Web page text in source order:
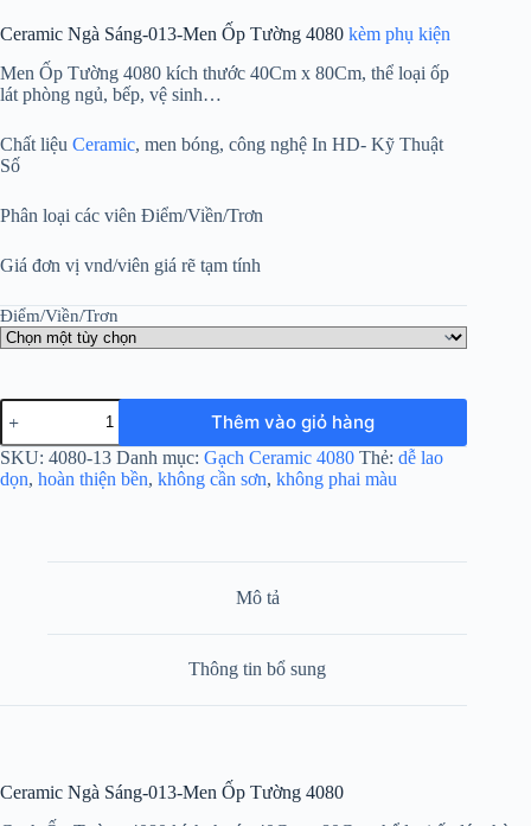
Ceramic Ngà Sáng-013-Men Ốp Tường 4080 kèm phụ kiện
Men Ốp Tường 4080 kích thước 40Cm x 80Cm, thể loại ốp
lát phòng ngủ, bếp, vệ sinh…
Chất liệu Ceramic, men bóng, công nghệ In HD- Kỹ Thuật
Số
Phân loại các viên Điểm/Viền/Trơn
Giá đơn vị vnd/viên giá rẽ tạm tính
Điểm/Viền/Trơn
Ceramic
Ngà
Sáng-
013-
Men
Thêm vào giỏ hàng
SKU: 4080-13 Danh mục: Gạch Ceramic 4080 Thẻ: dễ lao
dọn, hoàn thiện bền, không cần sơn, không phai màu
Mô tả
Thông tin bổ sung
Ceramic Ngà Sáng-013-Men Ốp Tường 4080